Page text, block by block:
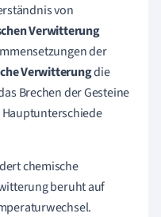
von
Verwitterung
der
Verwitterungdie
Brechen der Gesteine
chemische
beruht auf